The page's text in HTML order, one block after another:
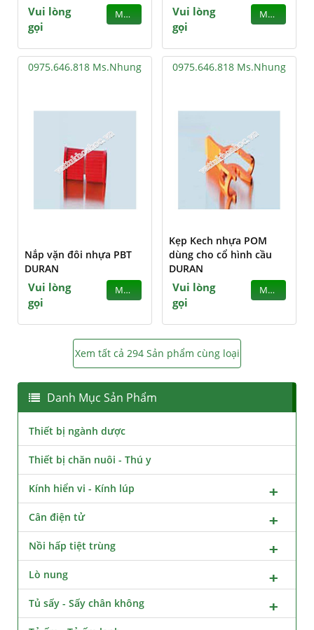
Vui lòng
gọi
MUA
Vui lòng
gọi
MUA
0975.646.818 Ms.Nhung
Nắp vặn đôi nhựa PBT
DURAN
Vui lòng
gọi
MUA
0975.646.818 Ms.Nhung
Kẹp Kech nhựa POM
dùng cho cổ hình cầu
DURAN
Vui lòng
gọi
MUA
Xem tất cả 294 Sản phẩm cùng loại
Danh Mục Sản Phẩm
Thiết bị ngành dược
Thiết bị chăn nuôi - Thú y
Kính hiển vi - Kính lúp
Cân điện tử
Nồi hấp tiệt trùng
Lò nung
Tủ sấy - Sấy chân không